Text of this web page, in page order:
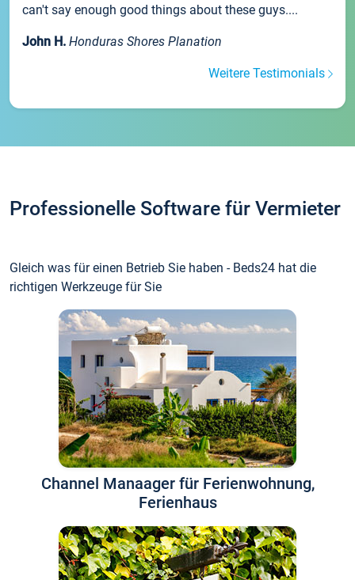
can't say enough good things about these guys....
John H. Honduras Shores Planation
Weitere Testimonials
Professionelle Software für Vermieter
Gleich was für einen Betrieb Sie haben - Beds24 hat die
richtigen Werkzeuge für Sie
Channel Manaager für Ferienwohnung,
Ferienhaus